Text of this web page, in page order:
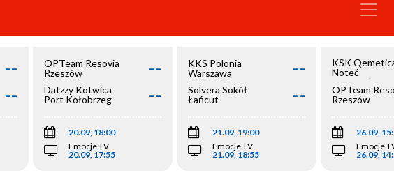
--
--
OPTeam Resovia
Rzeszów
--
Datzzy Kotwica
Port Kołobrzeg
--
20.09, 18:00
Emocje TV
20.09, 17:55
KKS Polonia
Warszawa
--
Solvera Sokół
Łańcut
--
21.09, 19:00
Emocje TV
21.09, 18:55
KSK
Noteć
Inowrocław
OPTeam
Rzeszów
26.09,
Emocje
26.09,